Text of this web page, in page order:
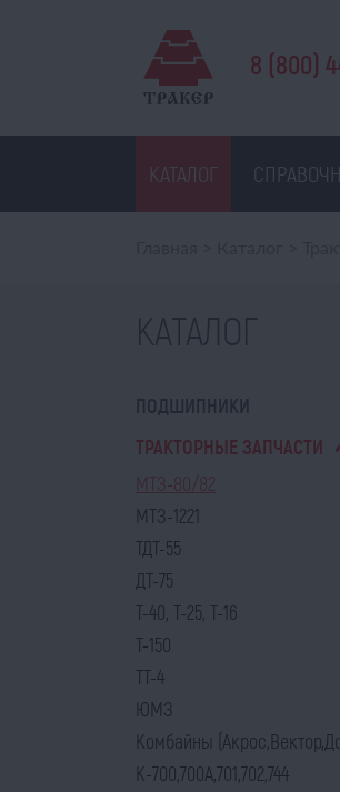
8 (800)
КАТАЛОГ
КАТАЛОГ
ПОДШИПНИКИ
ТРАКТОРНЫЕ ЗАПЧАСТИ
МТЗ-80/82
МТЗ-1221
ТДТ-55
ДТ-75
Т-40, Т-25, Т-16
Т-150
ТТ-4
ЮМЗ
Комбайны
К-700,700А,701,702,744